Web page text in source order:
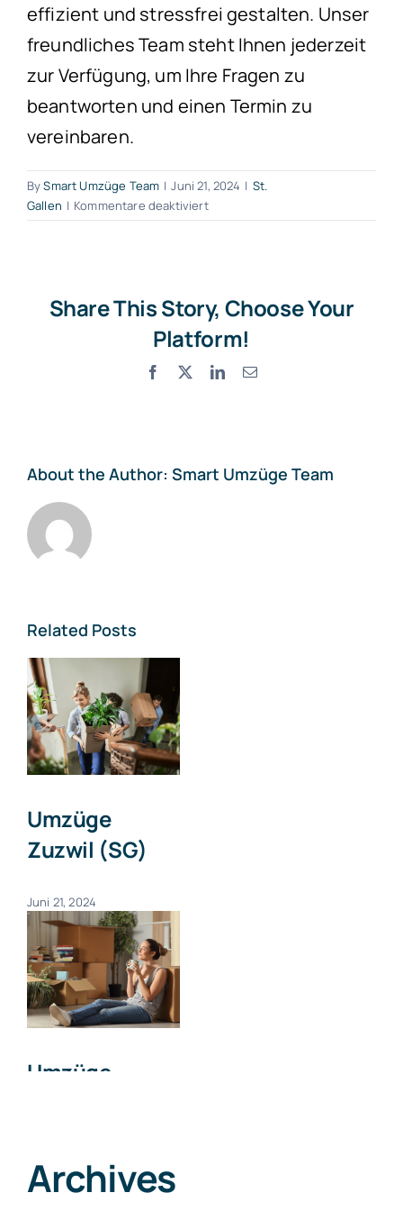
effizient und stressfrei gestalten. Unser
freundliches Team steht Ihnen jederzeit
zur Verfügung, um Ihre Fragen zu
beantworten und einen Termin zu
vereinbaren.
BySmart Umzüge Team | Juni 21, 2024 | St.
Gallen | Kommentare deaktiviertfür
Umzug
Share This Story, Choose Your
Platform!
Facebook LinkedInEmail
About the Author: Smart Umzüge Team
Related Posts
Umzüge
Zuzwil (SG)
Juni 21, 2024
Umzüge
Archives